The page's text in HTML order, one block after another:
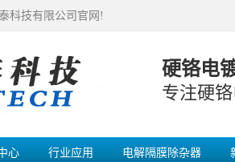
科技有限公司官网!
硬铬电
专注硬
心 行业应用 电解隔膜除杂器